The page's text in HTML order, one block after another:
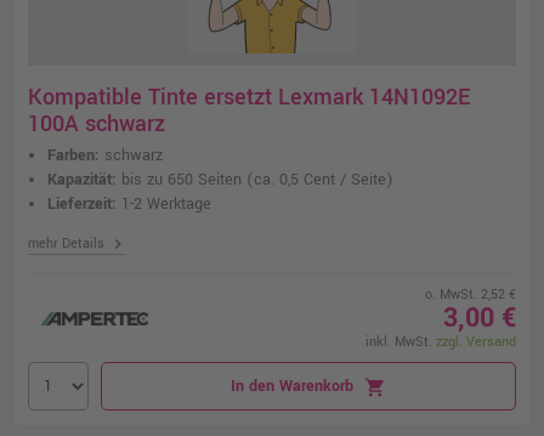
Kompatible Tinte ersetzt Lexmark 14N1092E
100A schwarz
Farben: schwarz
Kapazität: bis zu 650 Seiten (ca. 0,5 Cent / Seite)
Lieferzeit: 1-2 Werktage
mehr Details chevron_right
o. MwSt. 2,52 €
3,00 €
inkl. MwSt. zzgl. Versand
In den Warenkorb shopping_cart